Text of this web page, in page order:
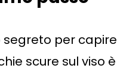
segreto per
scure sul viso